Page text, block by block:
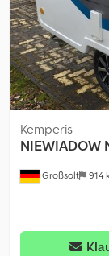
Großsolt 914
Kemperis
NIEWIADOW